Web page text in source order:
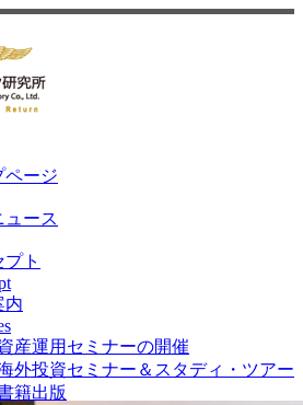
ページ
ュース
プト
内
産運用セミナーの開催
外投資セミナー＆スタディ・ツアー
籍出版